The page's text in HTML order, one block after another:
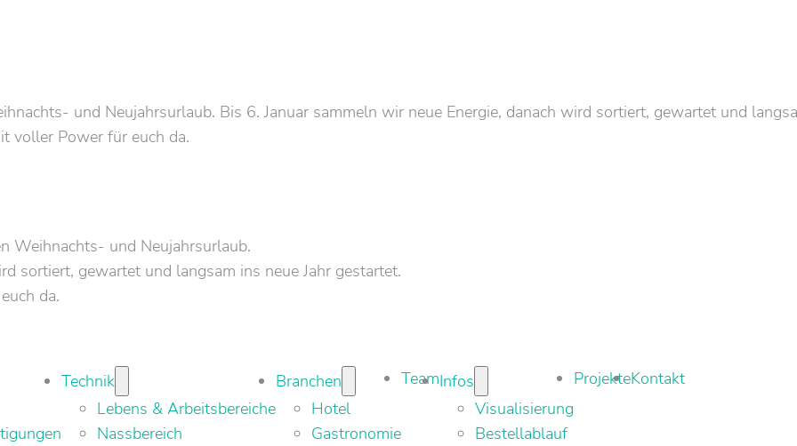
und Neujahrsurlaub. Bis 6. Januar sammeln wir neue Energie, danach wird sortiert, gewartet und
voller Power für euch da.
Weihnachts- und Neujahrsurlaub.
sortiert, gewartet und langsam ins neue Jahr gestartet.
da.
Technik
Lebens & Arbeitsbereiche
Nassbereich
Branchen
Hotel
Gastronomie
TeamInfos
Visualisierung
Bestellablauf
ProjekteKontakt